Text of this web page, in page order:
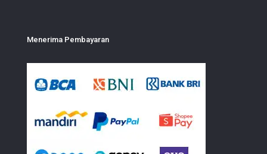
Menerima Pembayaran